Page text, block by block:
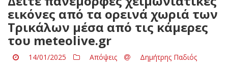
εικόνες από τα ορεινά χωριά των
Τρικάλων μέσα από τις κάμερες
του meteolive.gr
14/01/2025 Απόψεις Δημήτρης Παδιός